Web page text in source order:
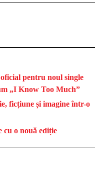
pentru noul single
„I Know Too Much”
ficțiune și imagine într-o
cu o nouă ediție